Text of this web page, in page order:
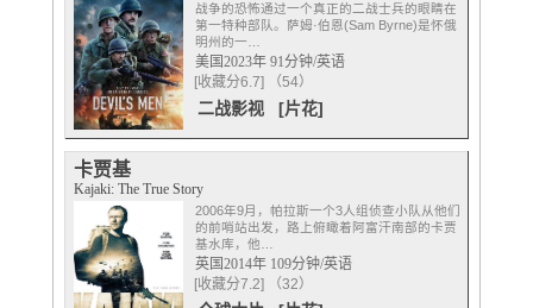
战争的恐怖通过一个真正的二战士兵的眼睛在
第一特种部队。萨姆·伯恩(Sam Byrne)是怀俄
明州的一…
美国2023年 91分钟/英语
[收藏分6.7] （54）
二战影视 [片花]
卡贾基
Kajaki: The True Story
2006年9月，帕拉斯一个3人组侦查小队从他们
的前哨站出发，路上俯瞰着阿富汗南部的卡贾
基水库，他…
英国2014年 109分钟/英语
[收藏分7.2] （32）